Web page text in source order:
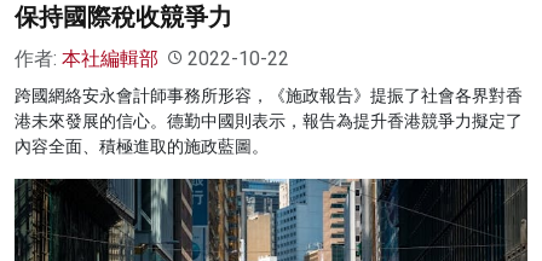
保持國際稅收競爭力
作者: 本社編輯部 2022-10-22
跨國網絡安永會計師事務所形容，《施政報告》提振了社會各界對香
港未來發展的信心。德勤中國則表示，報告為提升香港競爭力擬定了
內容全面、積極進取的施政藍圖。